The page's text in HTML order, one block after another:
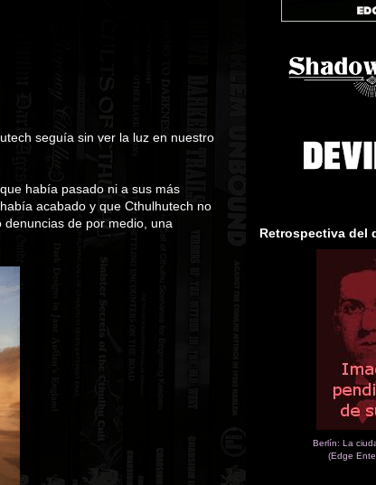
seguía sin ver la luz en nuestro
había pasado ni a sus más
acabado y que Cthulhutech no
de por medio, una
Retrospectiva del
Berlín: La
(Edge